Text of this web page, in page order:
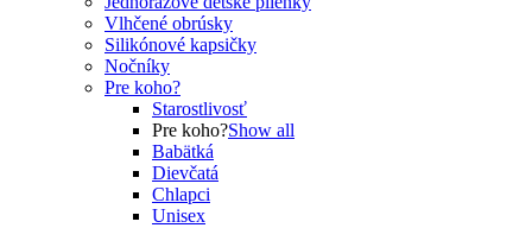
Vlhčené obrúsky
Silikónové kapsičky
Nočníky
Pre koho?
Starostlivosť
Pre koho?Show all
Babätká
Dievčatá
Chlapci
Unisex